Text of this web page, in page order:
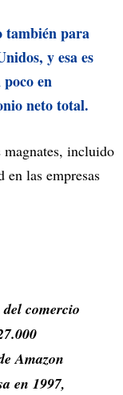
también para
y esa es
en
neto total.
incluido
en las empresas
comercio
Amazon
en 1997,